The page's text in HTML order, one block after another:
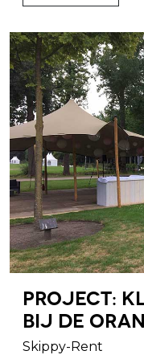
Project:
bij de
Skippy-Rent